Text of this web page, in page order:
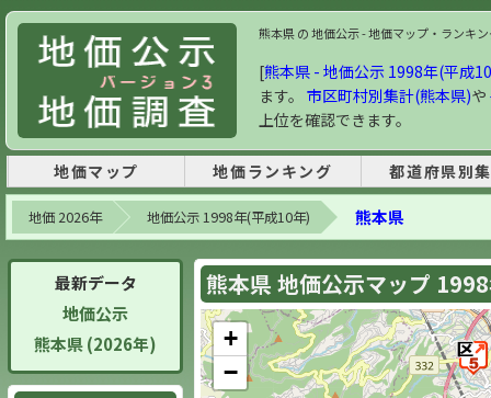
熊本県 の 地価公示 - 地価マップ・ランキ
[熊本県 - 地価公示 1998年(平成
ます。 市区町村別集計(熊本県)や
上位を確認できます。
地価マップ 地価ランキング 都道府県別
地価 2026年 地価公示 1998年(平成10年) 熊本県
熊本県 地価公示マップ
+
−
最新データ
地価公示
熊本県 (2026年)